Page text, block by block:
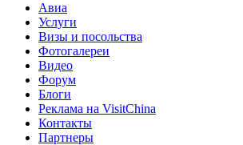
Авиа
Услуги
Визы и посольства
Фотогалереи
Видео
Форум
Блоги
Реклама на VisitChina
Контакты
Партнеры